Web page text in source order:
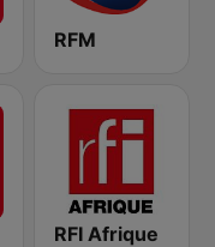
RFM
RFI Afrique